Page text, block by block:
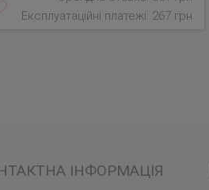
Експлуатаційні платежі: 267 грн
ІНФОРМАЦІЯ